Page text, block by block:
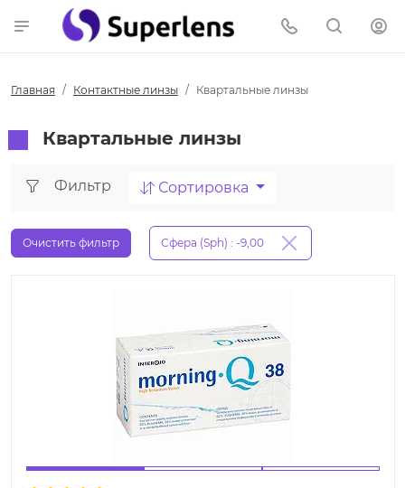
Главная Контактные линзы Квартальные линзы
Квартальные линзы
Фильтр Сортировка
Очистить фильтр Сфера (Sph) : -9,00